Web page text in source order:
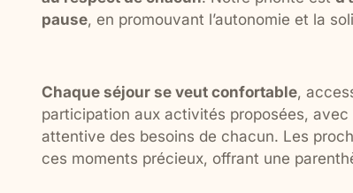
pause, en promouvant l’autonomie et la
Chaque séjour se veut confortable,
participation aux activités proposées,
attentive des besoins de chacun. Les
ces moments précieux, offrant une